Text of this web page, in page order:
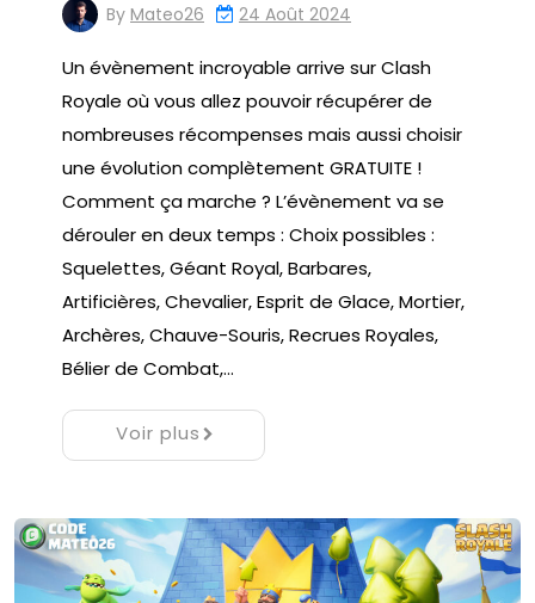
By Mateo26 24 Août 2024
Un évènement incroyable arrive sur Clash
Royale où vous allez pouvoir récupérer de
nombreuses récompenses mais aussi choisir
une évolution complètement GRATUITE !
Comment ça marche ? L’évènement va se
dérouler en deux temps : Choix possibles :
Squelettes, Géant Royal, Barbares,
Artificières, Chevalier, Esprit de Glace, Mortier,
Archères, Chauve-Souris, Recrues Royales,
Bélier de Combat,…
Voir plus